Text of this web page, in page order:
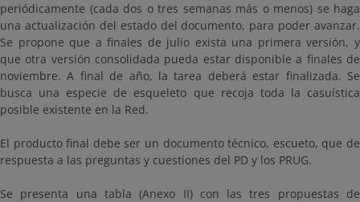
periódicamente (cada dos o tres semanas más o menos) se haga
una actualización del estado del documento, para poder avanzar.
Se propone que a finales de julio exista una primera versión, y
que otra versión consolidada pueda estar disponible a finales de
noviembre. A final de año, la tarea deberá estar finalizada. Se
busca una especie de esqueleto que recoja toda la casuística
posible existente en la Red.
El producto final debe ser un documento técnico, escueto, que de
respuesta a las preguntas y cuestiones del PD y los PRUG.
Se presenta una tabla (Anexo II) con las tres propuestas de